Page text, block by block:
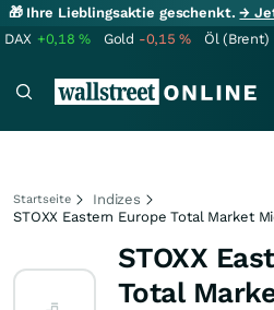
🎁 Ihre Lieblingsaktie geschenkt.→
DAX +0,18% Gold -0,15% Öl (Brent)
Startseite
Indizes
STOXX Eastern Europe Total Market
STOXX
Total